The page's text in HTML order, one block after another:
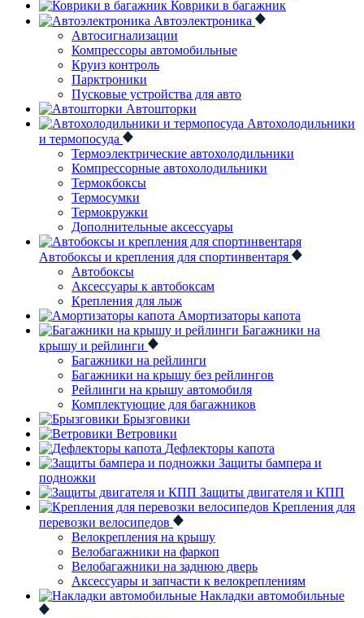
Коврики в багажник
Автоэлектроника
Автосигнализации
Компрессоры автомобильные
Круиз контроль
Парктроники
Пусковые устройства для авто
Автошторки
Автохолодильники
и термопосуда
Термоэлектрические автохолодильники
Компрессорные автохолодильники
Термокбоксы
Термосумки
Термокружки
Дополнительные аксессуары
Автобоксы и крепления для спортинвентаря
Автобоксы
Аксессуары к автобоксам
Крепления для лыж
Амортизаторы капота
Багажники на
крышу и рейлинги
Багажники на рейлинги
Багажники на крышу без рейлингов
Рейлинги на крышу автомобиля
Комплектующие для багажников
Брызговики
Ветровики
Дефлекторы капота
Защиты бампера и
подножки
Защиты двигателя и КПП
Крепления для
перевозки велосипедов
Велокрепления на крышу
Велобагажники на фаркоп
Велобагажники на заднюю дверь
Аксессуары и запчасти к велокреплениям
Накладки автомобильные